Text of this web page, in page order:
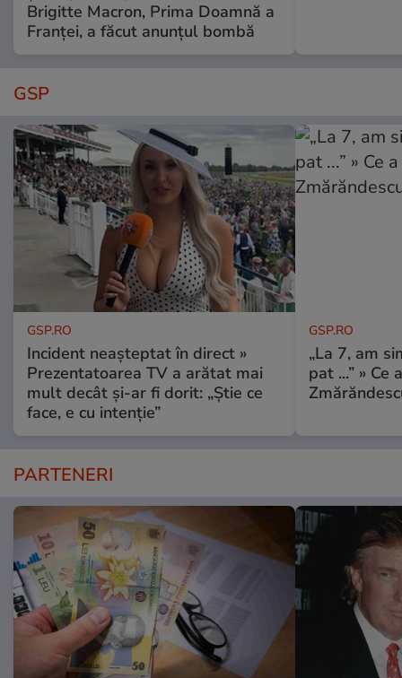
Brigitte Macron, Prima Doamnă a
Franței, a făcut anunțul bombă
GSP
GSP.RO
Incident neașteptat în direct »
Prezentatoarea TV a arătat mai
mult decât și-ar fi dorit: „Știe ce
face, e cu intenție”
GSP.RO
„La 7, am
pat ...” »
PARTENERI